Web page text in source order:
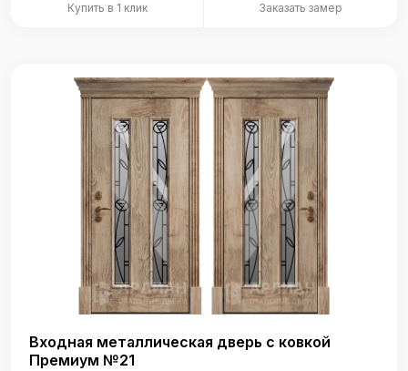
Купить в 1 клик Заказать замер
Входная металлическая дверь с ковкой
Премиум №21